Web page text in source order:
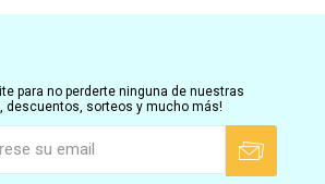
para no perderte ninguna de nuestras
descuentos, sorteos y mucho más!